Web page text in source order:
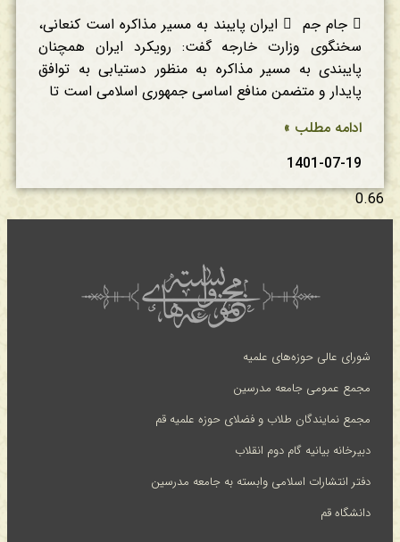
 جام جم  ایران پایبند به مسیر مذاکره است کنعانی،
سخنگوی وزارت خارجه گفت: رویکرد ایران همچنان
پایبندی به مسیر مذاکره به منظور دستیابی به توافق
پایدار و متضمن منافع اساسی جمهوری اسلامی است تا
ادامه مطلب »
1401-07-19
شورای عالی حوزه‌های علمیه
مجمع عمومی جامعه مدرسین
مجمع نمایندگان طلاب و فضلای حوزه علمیه قم
دبیرخانه بیانیه گام دوم انقلاب
دفتر انتشارات اسلامی وابسته به جامعه مدرسین
دانشگاه قم